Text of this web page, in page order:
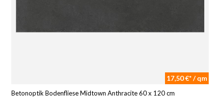
17,50 €* / qm
Betonoptik Bodenfliese Midtown Anthracite 60 x 120 cm